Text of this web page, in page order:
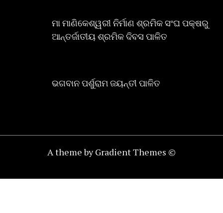
ମା ମାଣିକେଶ୍ୱରୀ ନିର୍ମାଣ ଶ୍ରମିକ ସଂଘ ପକ୍ଷରୁ
ଆନ୍ତର୍ଜାତୀୟ ଶ୍ରମିକ ଦିବସ ପାଳିତ
ଭଗବାନ ପର୍ଶୁରାମ ଜୟନ୍ତୀ ପାଳିତ
A theme by Gradient Themes ©